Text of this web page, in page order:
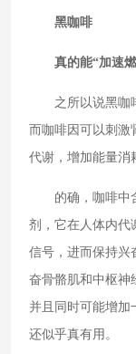
黑咖啡
真的能“加速
之所以说黑咖
而咖啡因可以刺激
代谢，增加能量消
的确，咖啡中
剂，它在人体内代
信号，进而保持兴
奋骨骼肌和中枢神
并且同时可能增加
还似乎真有用。